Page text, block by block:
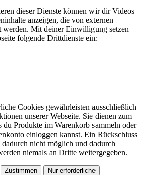
dieser Dienste können wir dir Videos
anzeigen, die von externen
werden. Mit deiner Einwilligung setzen
folgende Drittdienste ein:
Cookies gewährleisten ausschließlich
unserer Webseite. Sie dienen zum
du Produkte im Warenkorb sammeln oder
einloggen kannst. Ein Rückschluss
nicht möglich und dadurch
niemals an Dritte weitergegeben.
Zustimmen Nur erforderliche